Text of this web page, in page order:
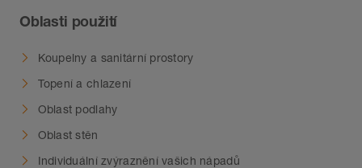
Oblasti použití
Koupelny a sanitární prostory
Topení a chlazení
Oblast podlahy
Oblast stěn
Individuální zvýraznění vašich nápadů